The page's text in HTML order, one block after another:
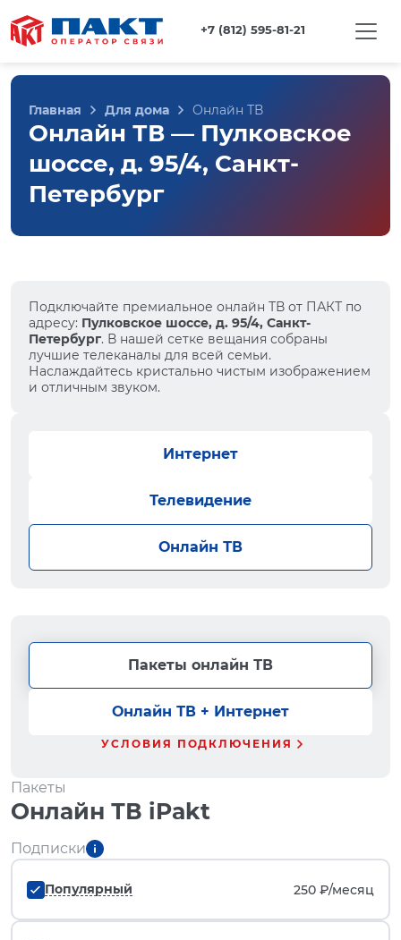
+7 (812) 595-81-21
Главная Для дома Онлайн ТВ
Онлайн ТВ — Пулковское
шоссе, д. 95/4, Санкт-
Петербург
Подключайте премиальное онлайн ТВ от ПАКТ по
адресу: Пулковское шоссе, д. 95/4, Санкт-
Петербург. В нашей сетке вещания собраны
лучшие телеканалы для всей семьи.
Наслаждайтесь кристально чистым изображением
и отличным звуком.
Интернет
Телевидение
Онлайн ТВ
Пакеты онлайн ТВ
Онлайн ТВ + Интернет
УСЛОВИЯ ПОДКЛЮЧЕНИЯ
Пакеты
Онлайн ТВ iPakt
Подписки
Популярный 250 ₽/месяц